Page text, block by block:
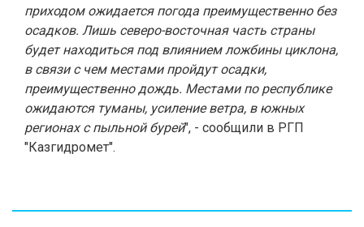
приходом ожидается погода преимущественно без
осадков. Лишь северо-восточная часть страны
будет находиться под влиянием ложбины циклона,
в связи с чем местами пройдут осадки,
преимущественно дождь. Местами по республике
ожидаются туманы, усиление ветра, в южных
регионах с пыльной бурей", - сообщили в РГП
"Казгидромет".